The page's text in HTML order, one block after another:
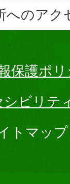
へのアク
保護ポ
シビリテ
トマップ